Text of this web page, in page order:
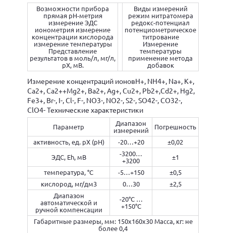
Возможности прибора
прямая рН-метрия
измерение ЭДС
ионометрия измерение
концентрации кислорода
измерение температуры
Представление
результатов в моль/л, мг/л,
рХ, мВ.
Виды измерений
режим нитратомера
редокс-потенциал
потенциометрическое
титрование
Измерение
температуры
применение метода
добавок
Измерение концентраций ионовH+, NH4+, Na+, K+,
Ca2+, Ca2++Mg2+, Ba2+, Ag+, Cu2+, Pb2+,Cd2+, Hg2,
Fe3+, Br-, I-, Cl-, F-, NO3-, NO2-, S2-, SO42-, CO32-,
ClO4- Технические характеристики
Параметр
Диапазон
измерений
Погрешность
активность, ед. рХ (pH)
-20…+20
±0,02
ЭДС, Eh, мВ
-3200…
+3200
±1
температура, °С
-5…+150
±0,5
кислород, мг/дм3
0…30
±2,5
Диапазон
автоматической и
ручной компенсации
-20°С …
+150°С
Габаритные размеры, мм: 150х160х30 Масса, кг: не
более 0,4